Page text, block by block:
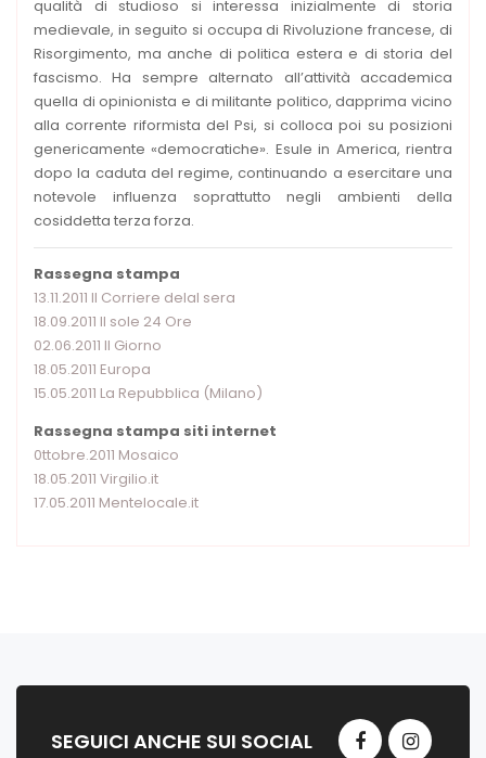
qualità di studioso si interessa inizialmente di storia
medievale, in seguito si occupa di Rivoluzione francese, di
Risorgimento, ma anche di politica estera e di storia del
fascismo. Ha sempre alternato all’attività accademica
quella di opinionista e di militante politico, dapprima vicino
alla corrente riformista del Psi, si colloca poi su posizioni
genericamente «democratiche». Esule in America, rientra
dopo la caduta del regime, continuando a esercitare una
notevole influenza soprattutto negli ambienti della
cosiddetta terza forza.
Rassegna stampa
13.11.2011 Il Corriere delal sera
18.09.2011 Il sole 24 Ore
02.06.2011 Il Giorno
18.05.2011 Europa
15.05.2011 La Repubblica (Milano)
Rassegna stampa siti internet
0ttobre.2011 Mosaico
18.05.2011 Virgilio.it
17.05.2011 Mentelocale.it
SEGUICI ANCHE SUI SOCIAL